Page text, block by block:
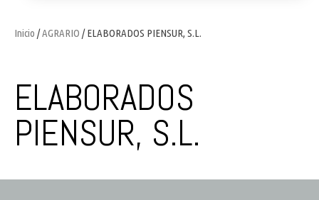
Inicio /AGRARIO / ELABORADOS PIENSUR, S.L.
ELABORADOS
PIENSUR, S.L.